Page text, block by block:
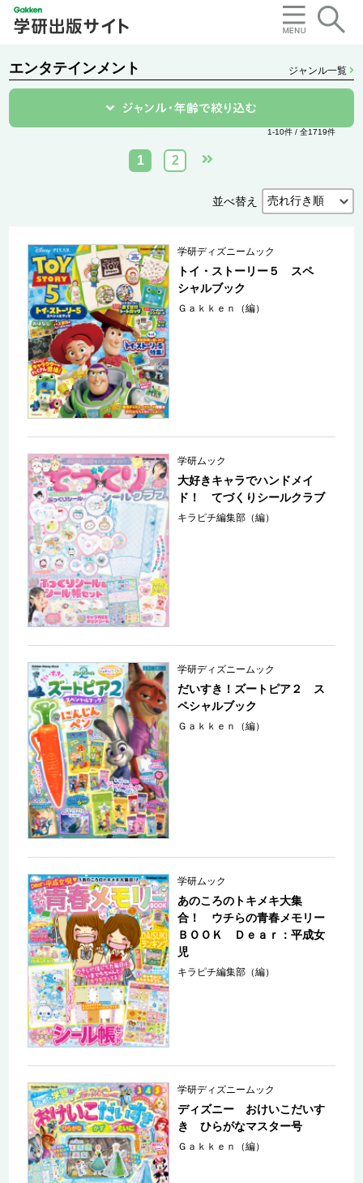
エンタテインメント ジャンル一覧
1-10件 / 全1719件
1 2
並べ替え
学研ディズニームック
トイ・ストーリー５ スペ
シャルブック
Ｇａｋｋｅｎ（編）
学研ムック
大好きキャラでハンドメイ
ド！ てづくりシールクラブ
キラピチ編集部（編）
学研ディズニームック
だいすき！ズートピア２ ス
ペシャルブック
Ｇａｋｋｅｎ（編）
学研ムック
あのころのトキメキ大集
合！ ウチらの青春メモリー
ＢＯＯＫ Ｄｅａｒ：平成女
児
キラピチ編集部（編）
学研ディズニームック
ディズニー おけいこだいす
き ひらがなマスター号
Ｇａｋｋｅｎ（編）